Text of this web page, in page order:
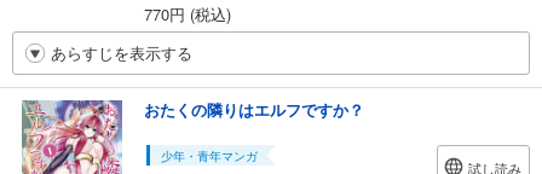
770円 (税込)
あらすじを表示する
おたくの隣りはエルフですか？
少年・青年マンガ
試し読み